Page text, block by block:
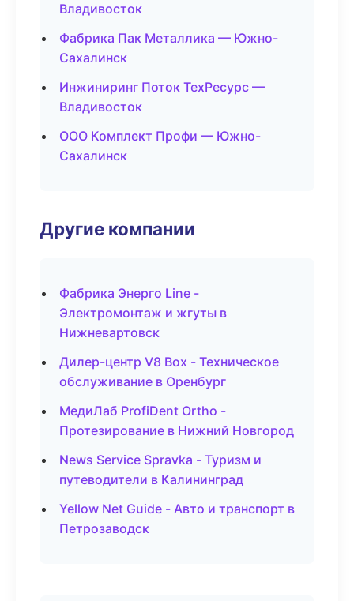
Владивосток
Фабрика Пак Металлика — Южно-
Сахалинск
Инжиниринг Поток ТехРесурс —
Владивосток
ООО Комплект Профи — Южно-
Сахалинск
Другие компании
Фабрика Энерго Line -
Электромонтаж и жгуты в
Нижневартовск
Дилер-центр V8 Box - Техническое
обслуживание в Оренбург
МедиЛаб ProfiDent Ortho -
Протезирование в Нижний Новгород
News Service Spravka - Туризм и
путеводители в Калининград
Yellow Net Guide - Авто и транспорт в
Петрозаводск